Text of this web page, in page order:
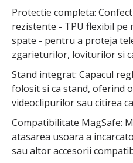
Protectie completa:
rezistente - TPU flexibil pe
spate - pentru a proteja
zgarieturilor, loviturilor si
Stand integrat: Capacul
folosit si ca stand, oferind
videoclipurilor sau citirea
Compatibilitate MagSafe:
atasarea usoara a
sau altor accesorii